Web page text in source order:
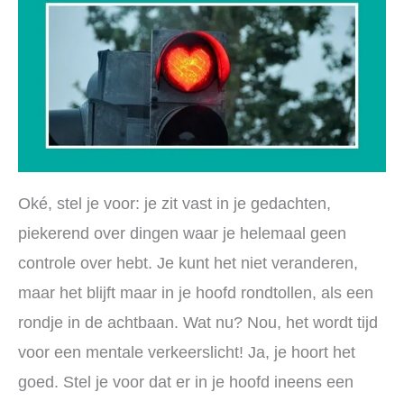
Oké, stel je voor: je zit vast in je gedachten,
piekerend over dingen waar je helemaal geen
controle over hebt. Je kunt het niet veranderen,
maar het blijft maar in je hoofd rondtollen, als een
rondje in de achtbaan. Wat nu? Nou, het wordt tijd
voor een mentale verkeerslicht! Ja, je hoort het
goed. Stel je voor dat er in je hoofd ineens een